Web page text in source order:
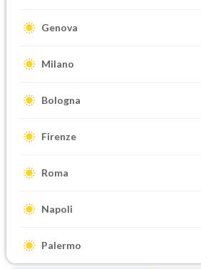
Genova
Milano
Bologna
Firenze
Roma
Napoli
Palermo